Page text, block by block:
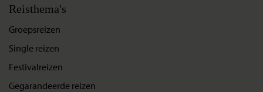
Reisthema's
Groepsreizen
Single reizen
Festivalreizen
Gegarandeerde reizen